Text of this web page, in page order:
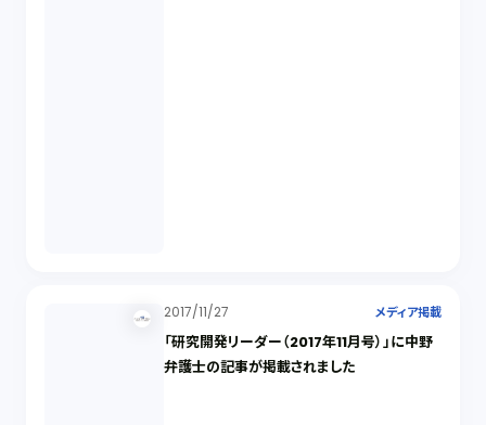
2017/11/27 メディア掲載
「研究開発リーダー（2017年11月号）」に中野
弁護士の記事が掲載されました